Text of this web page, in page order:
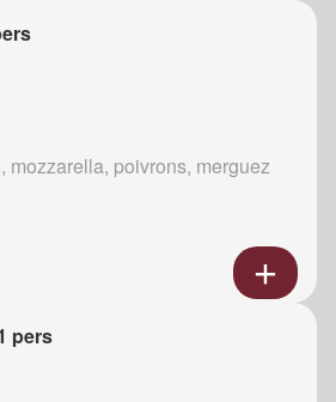
mozzarella, poivrons, merguez
pers